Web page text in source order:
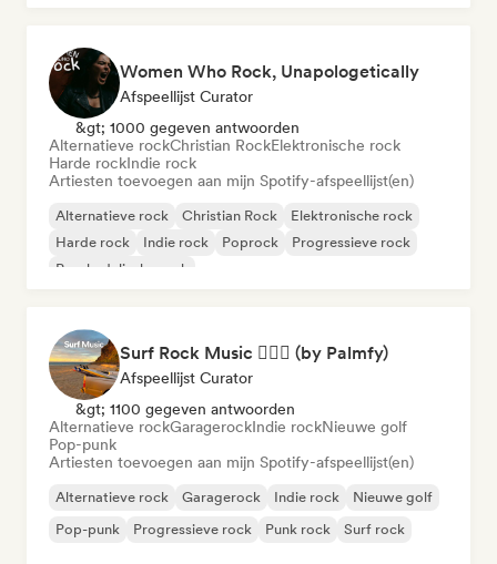
Women Who Rock, Unapologetically
Afspeellijst Curator
&gt; 1000 gegeven antwoorden
Alternatieve rockChristian RockElektronische rock
Harde rockIndie rock
Artiesten toevoegen aan mijn Spotify-afspeellijst(en)
Alternatieve rock Christian Rock
Elektronische rock
Harde rock
Indie rock Poprock
Progressieve rock
Psychedelische rock
Surf Rock Music 🏄🏻‍♂️ (by Palmfy)
Afspeellijst Curator
&gt; 1100 gegeven antwoorden
Alternatieve rockGaragerockIndie rockNieuwe golf
Pop-punk
Artiesten toevoegen aan mijn Spotify-afspeellijst(en)
Alternatieve rock Garagerock Indie rock
Nieuwe golf
Pop-punk
Progressieve rock Punk rock Surf rock